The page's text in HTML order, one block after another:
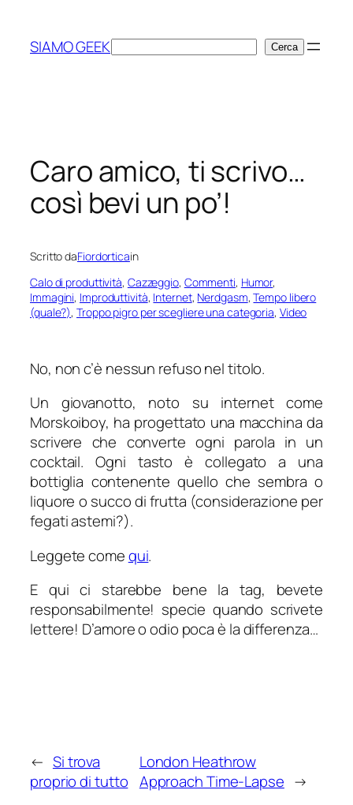
contenuto
SIAMO GEEKCerca Cerca
Caro amico, ti scrivo…
così bevi un po’!
Scritto daFiordorticain
Calo di produttività, Cazzeggio, Commenti, Humor
Immagini, Improduttività, Internet, Nerdgasm, Tempo libero
(quale?), Troppo pigro per scegliere una categoria, Video
No, non c’è nessun refuso nel titolo.
Un giovanotto, noto su internet come
Morskoiboy, ha progettato una macchina da
scrivere che converte ogni parola in un
cocktail. Ogni tasto è collegato a una
bottiglia contenente quello che sembra o
liquore o succo di frutta (considerazione per
fegati astemi?).
Leggete comequi.
E qui ci starebbe bene la tag, bevete
responsabilmente! specie quando scrivete
lettere! D’amore o odio poca è la differenza…
← Si trova
proprio di tutto
London Heathrow
Approach Time-Lapse →